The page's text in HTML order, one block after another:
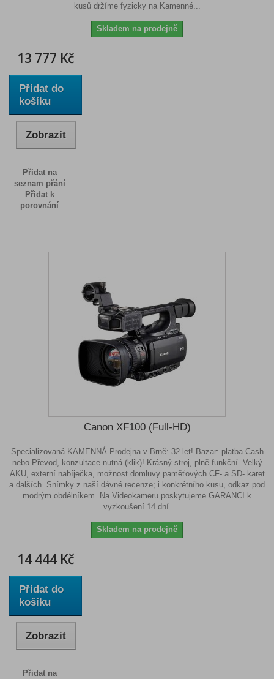
kusů držíme fyzicky na Kamenné...
Skladem na prodejně
13 777 Kč
Přidat do
košíku
Zobrazit
Přidat na
seznam přání
Přidat k
porovnání
Canon XF100 (Full-HD)
Specializovaná KAMENNÁ Prodejna v Brně: 32 let! Bazar: platba Cash
nebo Převod, konzultace nutná (klik)! Krásný stroj, plně funkční. Velký
AKU, externí nabíječka, možnost domluvy paměťových CF- a SD- karet
a dalších. Snímky z naší dávné recenze; i konkrétního kusu, odkaz pod
modrým obdélníkem. Na Videokameru poskytujeme GARANCI k
vyzkoušení 14 dní.
Skladem na prodejně
14 444 Kč
Přidat do
košíku
Zobrazit
Přidat na